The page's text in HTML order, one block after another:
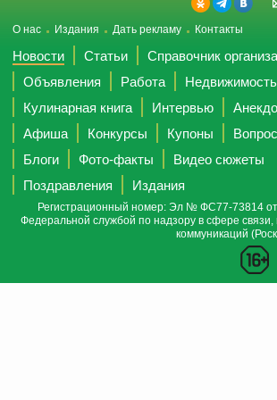
О нас Издания Дать рекламу Контакты
Новости Статьи
Справочник
Объявления
Работа
Недвижимость
Кулинарная книга
Интервью
Афиша
Конкурсы Купоны
Блоги
Фото-факты
Видео сюжеты
Поздравления
Издания
Регистрационный номер: Эл № ФС77-73814 от
Федеральной службой по надзору в сфере
коммуникаций